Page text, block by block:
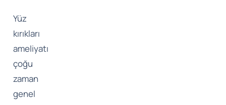
Yüz
kırıkları
ameliyatı
çoğu
zaman
genel